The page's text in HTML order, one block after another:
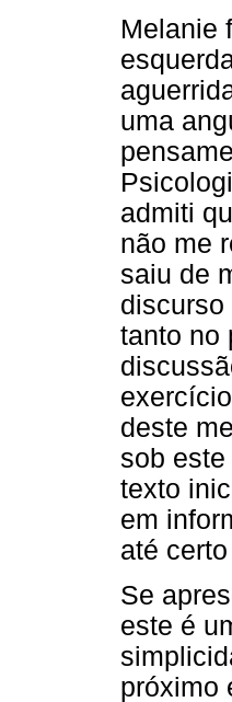
Melanie
uma
admiti
não me
saiu de
tanto no
deste
sob
texto
em
até
Se
este é
próximo